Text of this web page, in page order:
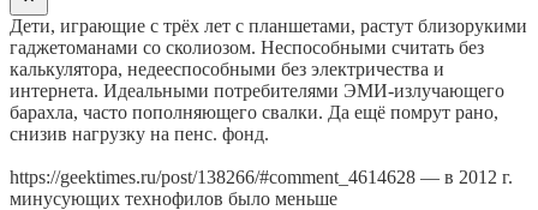
Дети, играющие с трёх лет с планшетами, растут близорукими
гаджетоманами со сколиозом. Неспособными считать без
калькулятора, недееспособными без электричества и
интернета. Идеальными потребителями ЭМИ-излучающего
барахла, часто пополняющего свалки. Да ещё помрут рано,
снизив нагрузку на пенс. фонд.
https://geektimes.ru/post/138266/#comment_4614628 — в 2012 г.
минусующих технофилов было меньше